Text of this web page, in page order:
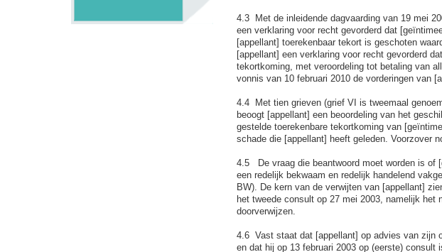
4.3 Met de inleidende dagvaarding van 19 mei
een verklaring voor recht gevorderd dat
[appellant] toerekenbaar tekort is geschoten
[appellant] een verklaring voor recht gevorderd
tekortkoming, met veroordeling tot betaling van
vonnis van 10 februari 2010 de vorderingen van
4.4 Met tien grieven (grief VI is tweemaal
beoogt [appellant] een beoordeling van het
gestelde toerekenbare tekortkoming van
schade die [appellant] heeft geleden. Voorzover
4.5 De vraag die beantwoord moet worden is of
een redelijk bekwaam en redelijk handelend
BW). De kern van de verwijten van [appellant]
het tweede consult op 27 mei 2003, namelijk
doorverwijzen.
4.6 Vast staat dat [appellant] op advies van zijn
en dat hij op 13 februari 2003 op (eerste)